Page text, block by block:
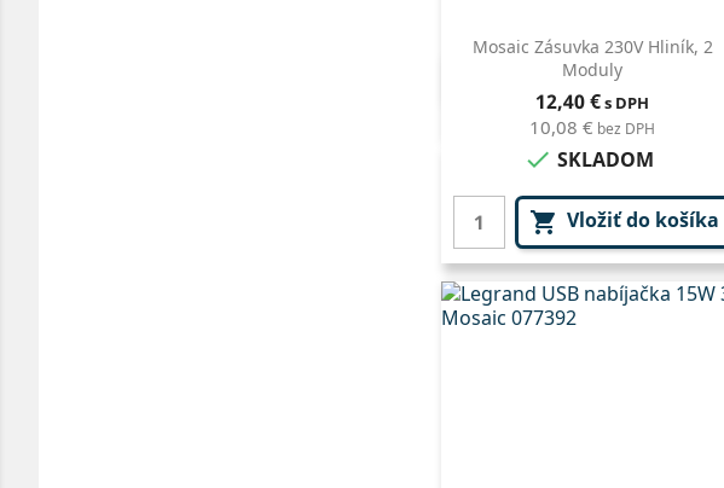
Mosaic Zásuvka 230V Hliník, 2
Moduly
Cena
12,40 €s DPH
10,08 € bez DPH
 SKLADOM
 Vložiť do košíka
Rýchly náhľad